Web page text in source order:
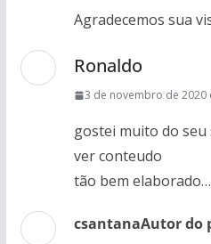
Agradecemos sua
Ronaldo
3 de novembro de 2020
gostei muito do
ver conteudo
tão bem elaborado…
csantanaAutor do